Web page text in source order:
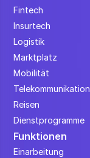
Fintech
Insurtech
Logistik
Marktplatz
Mobilität
Telekommunikation
Reisen
Dienstprogramme
Funktionen
Einarbeitung